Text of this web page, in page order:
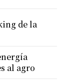
de la
al agro